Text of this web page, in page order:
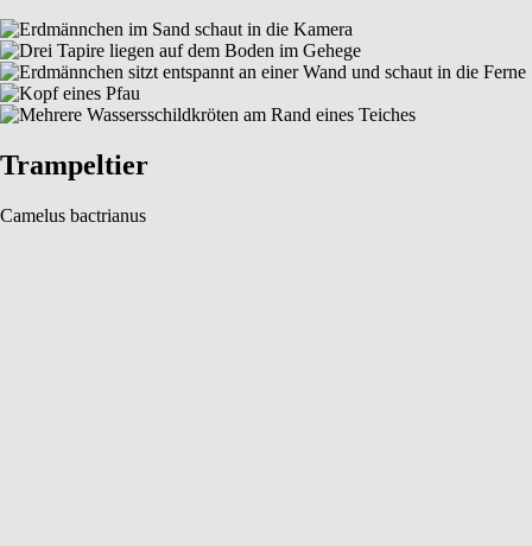
Trampeltier
Camelus bactrianus